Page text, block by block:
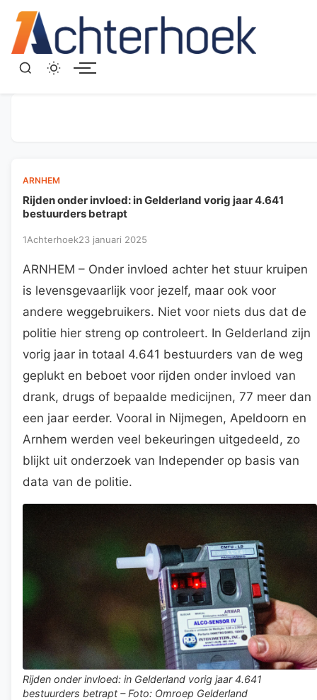
ARNHEM
Rijden onder invloed: in Gelderland vorig jaar 4.641
bestuurders betrapt
1Achterhoek23 januari 2025
ARNHEM – Onder invloed achter het stuur kruipen
is levensgevaarlijk voor jezelf, maar ook voor
andere weggebruikers. Niet voor niets dus dat de
politie hier streng op controleert. In Gelderland zijn
vorig jaar in totaal 4.641 bestuurders van de weg
geplukt en beboet voor rijden onder invloed van
drank, drugs of bepaalde medicijnen, 77 meer dan
een jaar eerder. Vooral in Nijmegen, Apeldoorn en
Arnhem werden veel bekeuringen uitgedeeld, zo
blijkt uit onderzoek van Independer op basis van
data van de politie.
Rijden onder invloed: in Gelderland vorig jaar 4.641
bestuurders betrapt – Foto: Omroep Gelderland